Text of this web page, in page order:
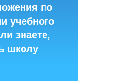
по
учебного
знаете,
школу